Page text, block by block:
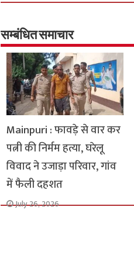
o
o
k
er
p
p
सम्बंधित समाचार
Mainpuri : फावड़े से वार कर
पत्नी की निर्मम हत्या, घरेलू
विवाद ने उजाड़ा परिवार, गांव
में फैली दहशत
July 26, 2026